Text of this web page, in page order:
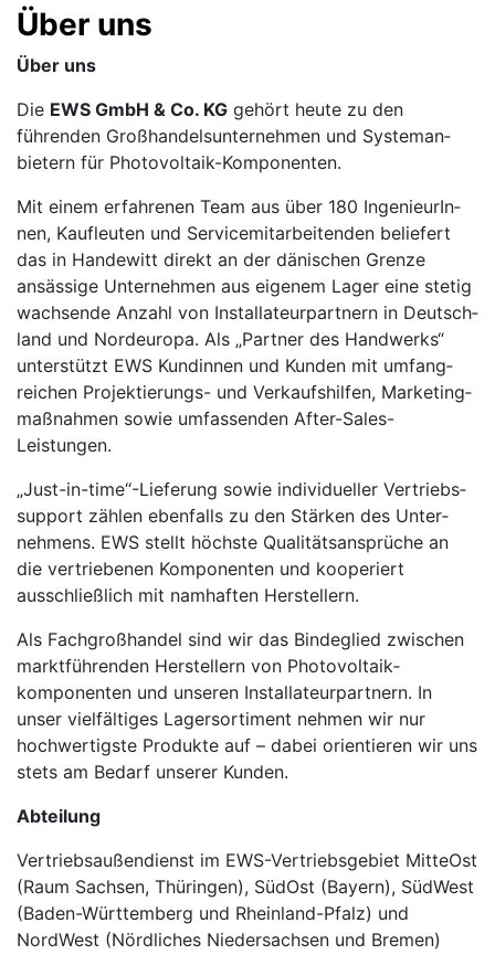
Über uns
Über uns
Die EWS GmbH & Co. KG gehört heute zu den
führenden Groß­handels­unter­nehmen und System­an­
bietern für Photovoltaik-Komponenten.
Mit einem erfahrenen Team aus über 180 Inge­nieurIn­
nen, Kauf­leuten und Service­mitarbei­tenden beliefert
das in Handewitt direkt an der dänischen Grenze
ansässige Unter­nehmen aus eigenem Lager eine stetig
wachsende Anzahl von Instal­lateur­part­nern in Deutsch­
land und Nord­europa. Als „Partner des Handwerks“
unterstützt EWS Kundin­nen und Kunden mit umfang­
reichen Projek­tierungs- und Ver­kaufs­hilfen, Marketing­
maß­nahmen sowie umfassen­den After-Sales-
Leistungen.
„Just-in-time“-Lieferung sowie individueller Vertriebs­
support zählen ebenfalls zu den Stärken des Unter­
nehmens. EWS stellt höchste Qualitäts­ansprüche an
die ver­triebenen Kom­ponen­ten und kooperiert
ausschließlich mit namhaften Her­stellern.
Als Fachgroßhandel sind wir das Binde­glied zwischen
marktführen­den Her­stellern von Photovol­taik­
komponenten und unseren Instal­lateur­partnern. In
unser vielfältiges Lager­sorti­ment nehmen wir nur
hochwertigste Produkte auf – dabei orientieren wir uns
stets am Bedarf unserer Kunden.
Abteilung
Vertriebsaußendienst im EWS-Vertriebsgebiet MitteOst
(Raum Sachsen, Thüringen), SüdOst (Bayern), SüdWest
(Baden-Württemberg und Rheinland-Pfalz) und
NordWest (Nördliches Niedersachsen und Bremen)